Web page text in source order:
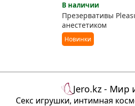
В наличии
Презервативы
анестетиком
Новинки
Jero.kz - Мир
Секс игрушки, интимная